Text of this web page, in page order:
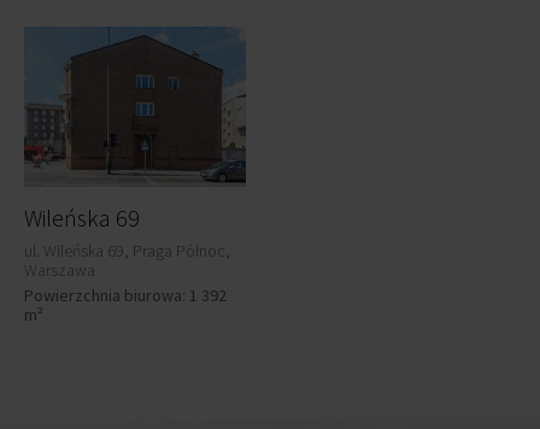
Wileńska 69
ul. Wileńska 69, Praga Północ,
Warszawa
Powierzchnia biurowa: 1 392
m²